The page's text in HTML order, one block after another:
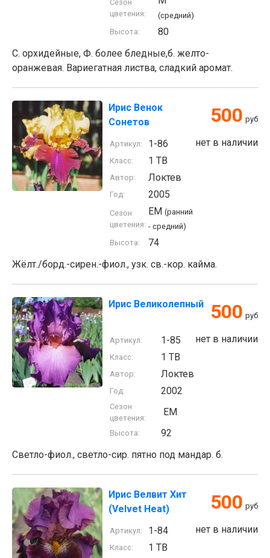
Сезон
цветения:
(средний)
Высота:
80
С. орхидейные, Ф. более бледные,б. желто-
оранжевая. Вариегатная листва, сладкий аромат.
Ирис Венок
Сонетов
500 руб
нет в наличии
Артикул: 1-86
Класс: 1 TB
Автор: Локтев
Год: 2005
Сезон
цветения:
EM (ранний
- средний)
Высота:
74
Жёлт./борд.-сирен.-фиол., узк. св.-кор. кайма.
Ирис Великолепный 500 руб
нет в наличии
Артикул: 1-85
Класс: 1 TB
Автор: Локтев
Год: 2002
Сезон
цветения:
EM
Высота:
92
Светло-фиол., светло-сир. пятно под мандар. б.
Ирис Велвит Хит
(Velvet Heat)
500 руб
нет в наличии
Артикул: 1-84
Класс: 1 TB